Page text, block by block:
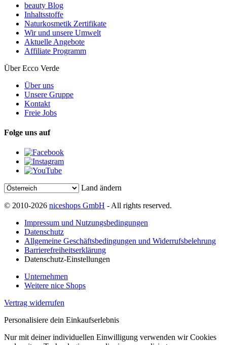
beauty Blog
Inhaltsstoffe
Naturkosmetik Zertifikate
Wir und unsere Umwelt
Aktuelle Angebote
Affiliate Programm
Über Ecco Verde
Über uns
Unsere Gruppe
Kontakt
Freie Jobs
Folge uns auf
Land ändern
© 2010-2026 niceshops GmbH - All rights reserved.
Impressum und Nutzungsbedingungen
Datenschutz
Allgemeine Geschäftsbedingungen und Widerrufsbelehrung
Barrierefreiheitserklärung
Datenschutz-Einstellungen
Unternehmen
Weitere nice Shops
Vertrag widerrufen
Personalisiere dein Einkaufserlebnis
Nur mit deiner individuellen Einwilligung verwenden wir Cookies